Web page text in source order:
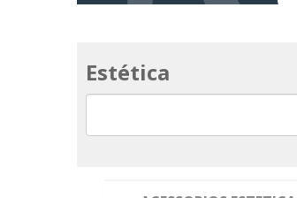
Estética